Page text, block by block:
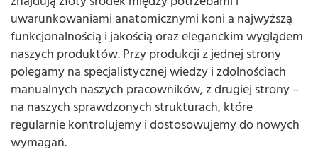
uwarunkowaniami anatomicznymi koni a najwyższą
funkcjonalnością i jakością oraz eleganckim wyglądem
naszych produktów. Przy produkcji z jednej strony
polegamy na specjalistycznej wiedzy i zdolnościach
manualnych naszych pracowników, z drugiej strony –
na naszych sprawdzonych strukturach, które
regularnie kontrolujemy i dostosowujemy do nowych
wymagań.